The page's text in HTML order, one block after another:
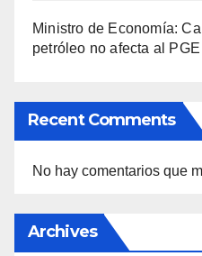
Ministro de Economía:
petróleo no afecta al
Recent Comments
No hay comentarios que
Archives